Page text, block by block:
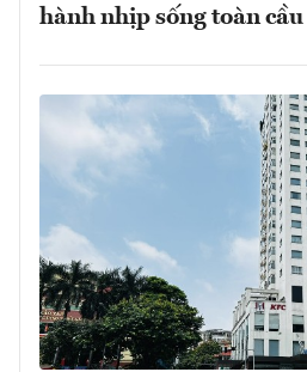
hành nhịp sống toàn cầu